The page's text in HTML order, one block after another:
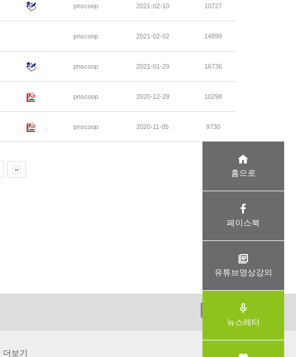
pnscoop 2021-02-10 10727
pnscoop 2021-02-02 14899
pnscoop 2021-01-29 16736
pnscoop 2020-12-29 10298
pnscoop 2020-11-05 9730
홈으로
페이스북
유튜브영상강의
뉴스레터
더보기